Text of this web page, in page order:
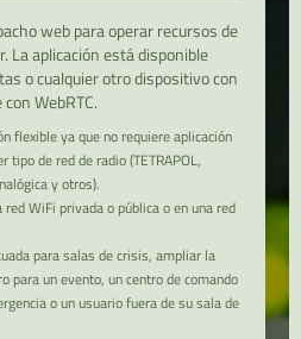
web para operar recursos de
La aplicación está disponible
o cualquier otro dispositivo con
WebRTC.
flexible ya que no requiere aplicación
tipo de red de radio (TETRAPOL,
y otros).
red WiFi privada o pública o en una red
para salas de crisis, ampliar la
para un evento, un centro de comando
o un usuario fuera de su sala de